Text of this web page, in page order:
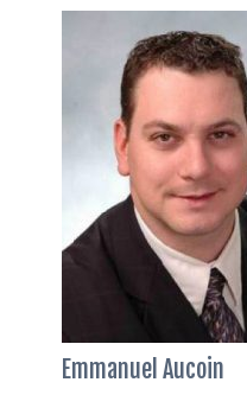
Emmanuel Aucoin